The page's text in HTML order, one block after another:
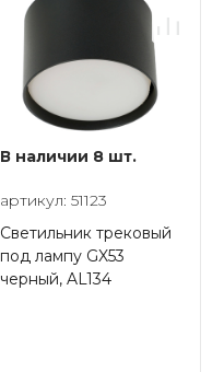
В наличии 8 шт.
артикул: 51123
Светильник трековый
под лампу GX53
черный, AL134